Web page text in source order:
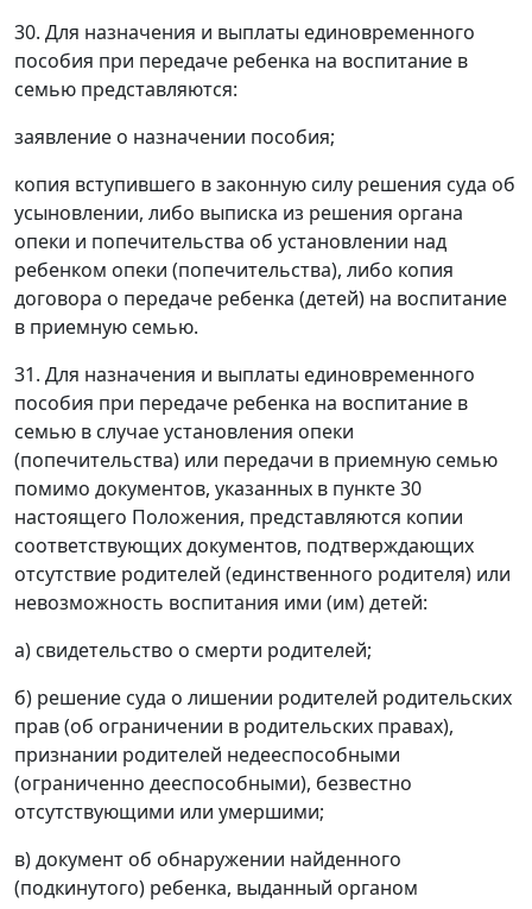
30. Для назначения и выплаты единовременного
пособия при передаче ребенка на воспитание в
семью представляются:
заявление о назначении пособия;
копия вступившего в законную силу решения суда об
усыновлении, либо выписка из решения органа
опеки и попечительства об установлении над
ребенком опеки (попечительства), либо копия
договора о передаче ребенка (детей) на воспитание
в приемную семью.
31. Для назначения и выплаты единовременного
пособия при передаче ребенка на воспитание в
семью в случае установления опеки
(попечительства) или передачи в приемную семью
помимо документов, указанных в пункте 30
настоящего Положения, представляются копии
соответствующих документов, подтверждающих
отсутствие родителей (единственного родителя) или
невозможность воспитания ими (им) детей:
а) свидетельство о смерти родителей;
б) решение суда о лишении родителей родительских
прав (об ограничении в родительских правах),
признании родителей недееспособными
(ограниченно дееспособными), безвестно
отсутствующими или умершими;
в) документ об обнаружении найденного
(подкинутого) ребенка, выданный органом